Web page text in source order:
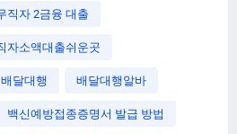
직자 2금융 대출
자소액대출쉬운곳
배달대행 배달대행알바
백신예방접종증명서 발급 방법